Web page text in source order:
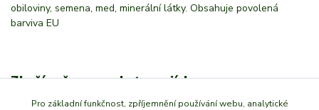
obiloviny, semena, med, minerální látky. Obsahuje povolená
barviva EU
Zboží zařazeno v kategoriích
Pro základní funkčnost, zpříjemnění používání webu, analytické